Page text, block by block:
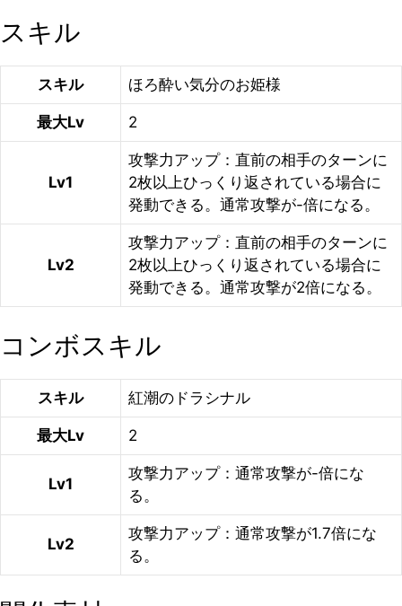
スキル
スキル ほろ酔い気分のお姫様
最大Lv 2
Lv1
攻撃力アップ：直前の相手のターンに
2枚以上ひっくり返されている場合に
発動できる。通常攻撃が-倍になる。
Lv2
攻撃力アップ：直前の相手のターンに
2枚以上ひっくり返されている場合に
発動できる。通常攻撃が2倍になる。
コンボスキル
スキル 紅潮のドラシナル
最大Lv 2
Lv1
攻撃力アップ：通常攻撃が-倍にな
る。
Lv2
攻撃力アップ：通常攻撃が1.7倍にな
る。